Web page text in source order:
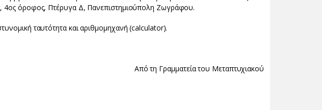
4ος όροφος, Πτέρυγα Δ, Πανεπιστημιούπολη Ζωγράφου.
ταυτότητα και αριθμομηχανή (calculator).
Από τη Γραμματεία του Μεταπτυχιακού